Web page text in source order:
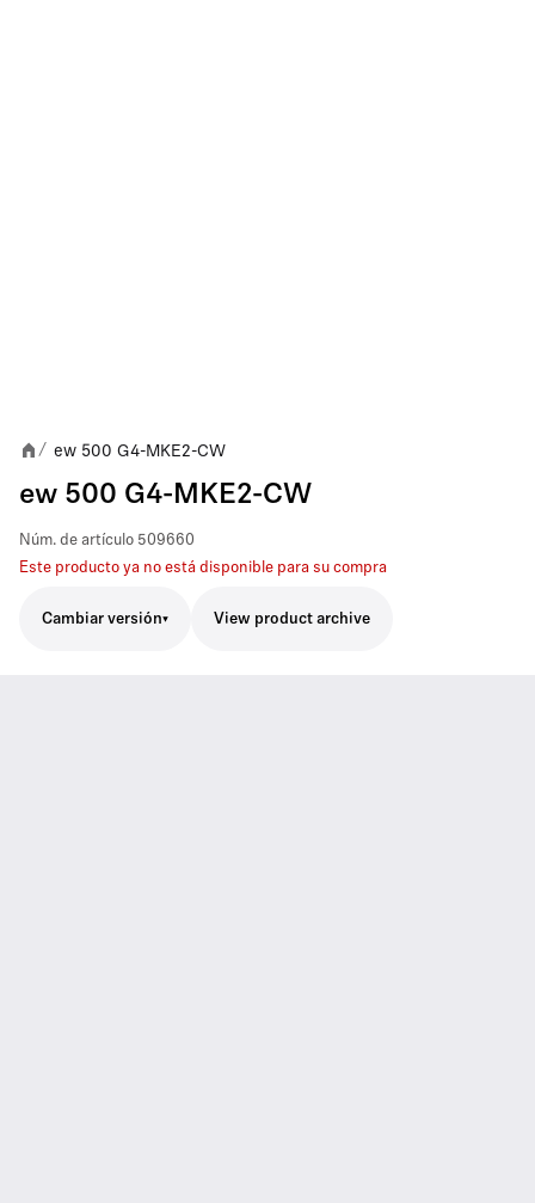
/ ew 500 G4-MKE2-CW
ew 500 G4-MKE2-CW
Núm. de artículo 509660
Este producto ya no está disponible para su compra
Cambiar versión View product archive